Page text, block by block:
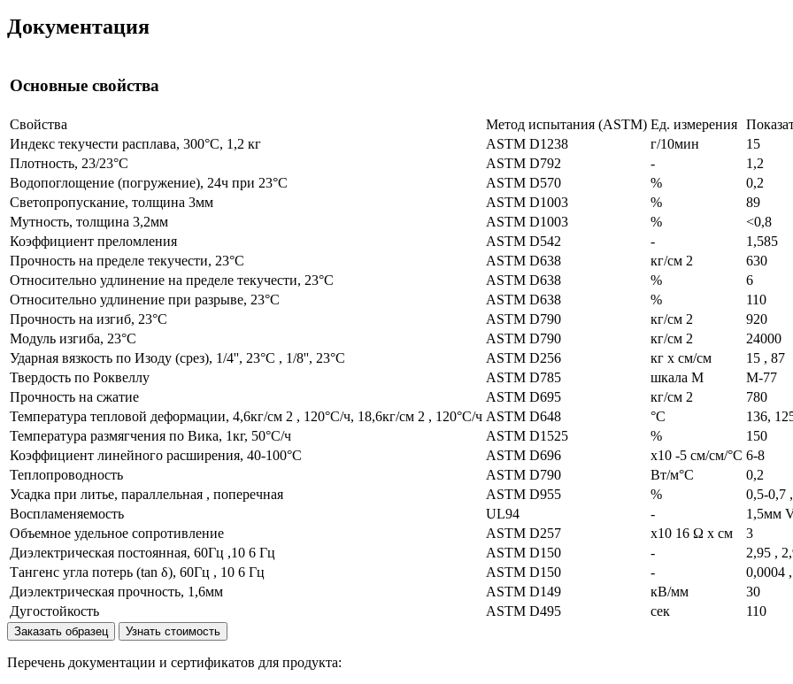
Документация
Основные свойства
Свойства Метод испытания (ASTM) Ед. измерения
Индекс текучести расплава, 300°С, 1,2 кг
ASTM D1238 г/10мин
15
Плотность, 23/23°С
ASTM D792 -
1,2
Водопоглощение (погружение), 24ч при 23°С
ASTM D570 %
0,2
Светопропускание, толщина 3мм
ASTM D1003 %
89
Мутность, толщина 3,2мм
ASTM D1003 %
<0,8
Коэффициент преломления
ASTM D542 -
1,585
Прочность на пределе текучести, 23°С
ASTM D638 кг/см 2
630
Относительно удлинение на пределе текучести, 23°С
ASTM D638 %
6
Относительно удлинение при разрыве, 23°С
ASTM D638 %
110
Прочность на изгиб, 23°С
ASTM D790 кг/см 2
920
Модуль изгиба, 23°С
ASTM D790 кг/см 2
24000
Ударная вязкость по Изоду (срез), 1/4'', 23°C , 1/8'', 23°C
ASTM D256 кг х см/см
15 , 87
Твердость по Роквеллу
ASTM D785 шкала М
M-77
Прочность на сжатие
ASTM D695 кг/см 2
780
Температура тепловой деформации, 4,6кг/см 2 , 120°С/ч, 18,6кг/см 2 , 120°С/ч ASTM D648 °C
136,
Температура размягчения по Вика, 1кг, 50°С/ч
ASTM D1525 %
150
Коэффициент линейного расширения, 40-100°С
ASTM D696 х10 -5 см/см/°С 6-8
Теплопроводность
ASTM D790 Вт/м°С
0,2
Усадка при литье, параллельная , поперечная
ASTM D955 %
0,5-0,7
Воспламеняемость
UL94 -
1,5мм
Объемное удельное сопротивление
ASTM D257 х10 16 Ω х см
3
Диэлектрическая постоянная, 60Гц ,10 6 Гц
ASTM D150 -
2,95 ,
Тангенс угла потерь (tan δ), 60Гц , 10 6 Гц
ASTM D150 -
0,0004
Диэлектрическая прочность, 1,6мм
ASTM D149 кВ/мм
30
Дугостойкость
ASTM D495 сек 110
Заказать образец Узнать стоимость
Перечень документации и сертификатов для продукта: